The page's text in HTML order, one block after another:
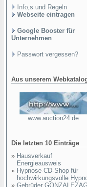
Info,s und Regeln
Webseite eintragen
Google Booster für
Unternehmen
Passwort vergessen?
Aus unserem
www.auction24.de
Die letzten 10 Einträge
» Hausverkauf
Energieausweis
» Hypnose-CD-Shop für
hochwirkungsvolle
» Gebrüder GONZALEZAG